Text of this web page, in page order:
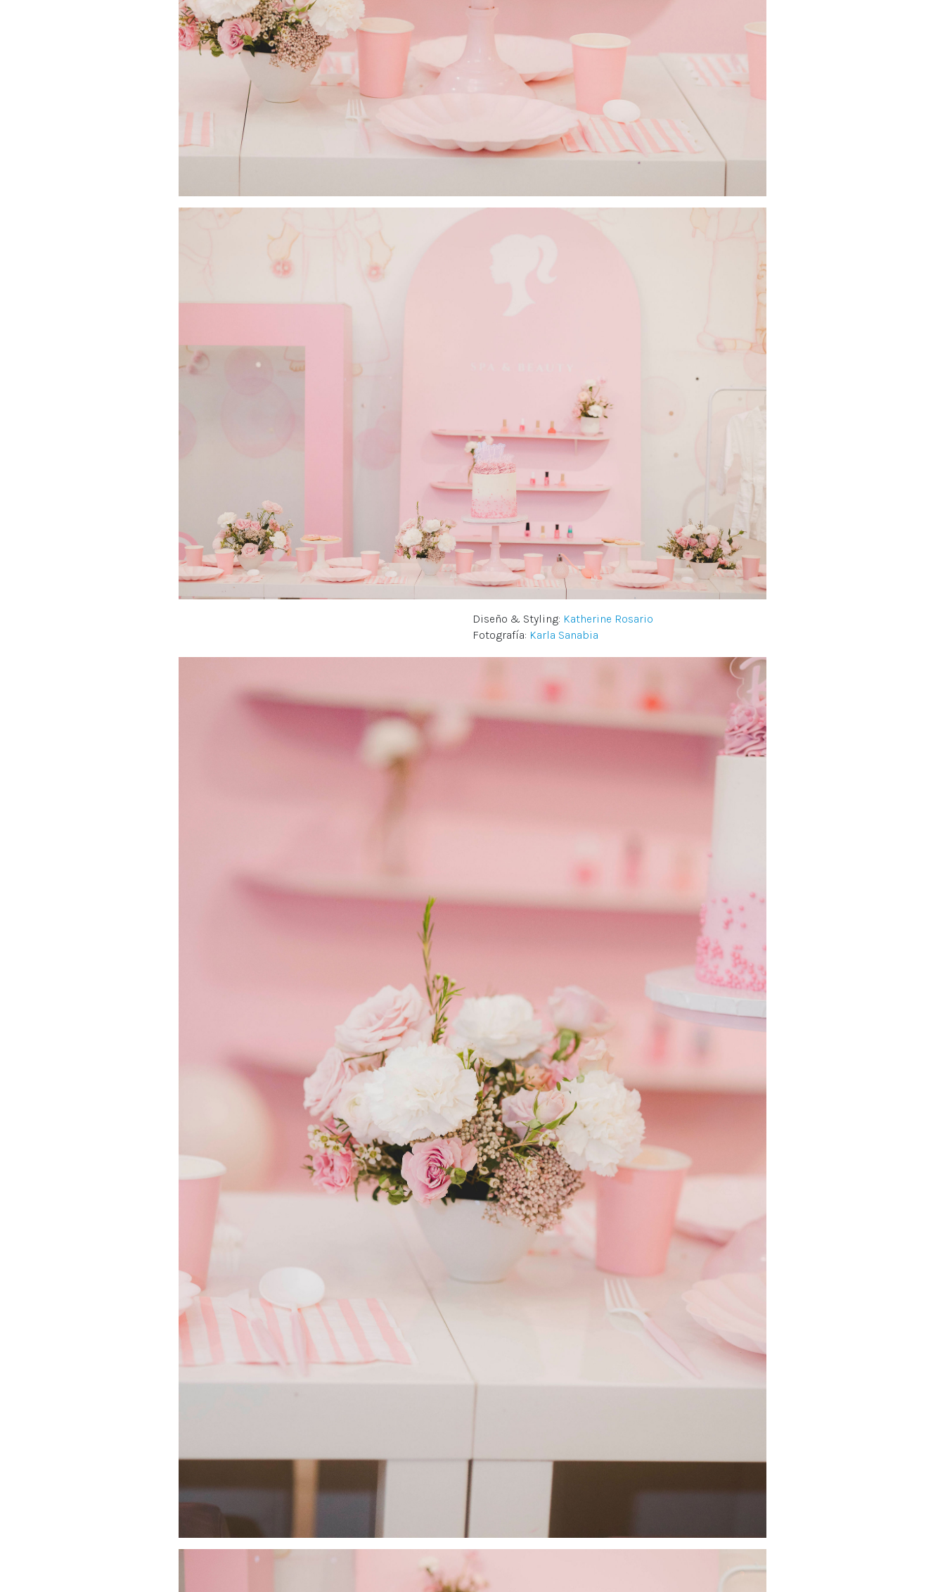
Diseño & Styling: Katherine Rosario
Fotografía: Karla Sanabia